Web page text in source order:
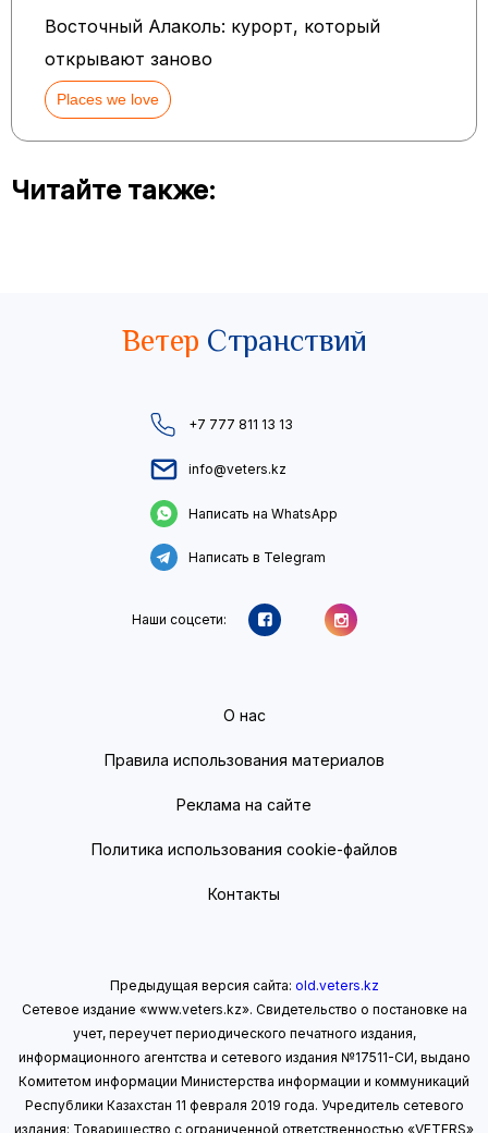
Восточный Алаколь: курорт, который
открывают заново
Places we love
Читайте также:
Ветер Странствий
+7 777 811 13 13
info@veters.kz
Написать на WhatsApp
Написать в Telegram
Наши соцсети:
О нас
Правила использования материалов
Реклама на сайте
Политика использования cookie-файлов
Контакты
Предыдущая версия сайта: old.veters.kz
Сетевое издание «www.veters.kz». Свидетельство о постановке на
учет, переучет периодического печатного издания,
информационного агентства и сетевого издания №17511-СИ, выдано
Комитетом информации Министерства информации и коммуникаций
Республики Казахстан 11 февраля 2019 года. Учредитель сетевого
издания: Товарищество с ограниченной ответственностью «VETERS»